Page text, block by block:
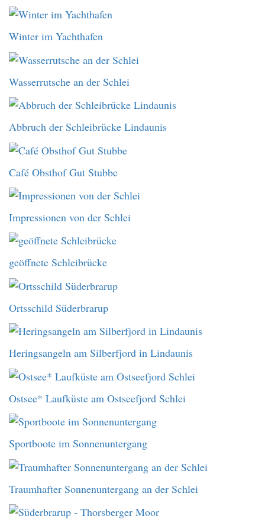
Winter im Yachthafen
Wasserrutsche an der Schlei
Abbruch der Schleibrücke Lindaunis
Café Obsthof Gut Stubbe
Impressionen von der Schlei
geöffnete Schleibrücke
Ortsschild Süderbrarup
Heringsangeln am Silberfjord in Lindaunis
Ostsee* Laufküste am Ostseefjord Schlei
Sportboote im Sonnenuntergang
Traumhafter Sonnenuntergang an der Schlei